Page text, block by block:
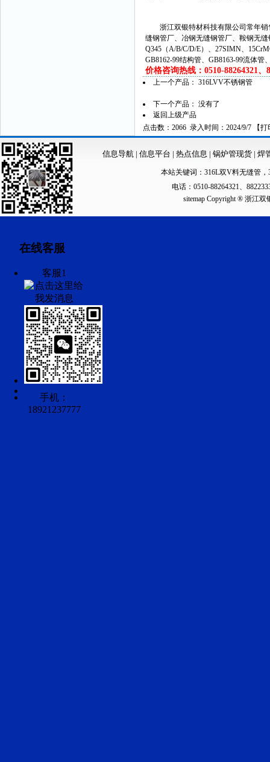
浙江双银特材科技有限公司常年销
缝钢管厂、冶钢无缝钢管厂、鞍钢无
Q345（A/B/C/D/E）、27SIMN、
GB8162-99结构管、GB8163-99流体
价格咨询热线：0510-88264321、
上一个产品： 316LVV不锈钢管
下一个产品： 没有了
返回上级产品
点击数：2066 录入时间：2024/9/7 【打
信息导航| 信息平台 | 热点信息 | 锅炉管现货 | 焊
本站关键词： 316L双V料无缝管 ，
电话：0510-88264321、
sitemapCopyright ® 浙江双
在线客服
客服1
手机：
18921237777